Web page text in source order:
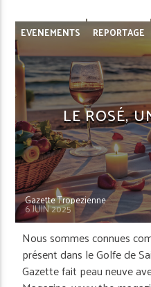
EVENEMENTS REPORTAGE
LE ROSÉ,
Gazette Tropezienne
6 JUIN 2025
Nous sommes connues
présent dans le Golfe de
Gazette fait peau neuve